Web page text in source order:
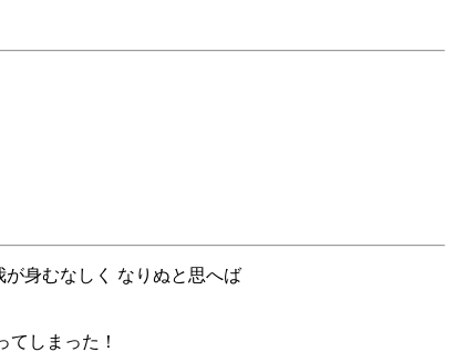
身むなしく なりぬと思へば
しまった！